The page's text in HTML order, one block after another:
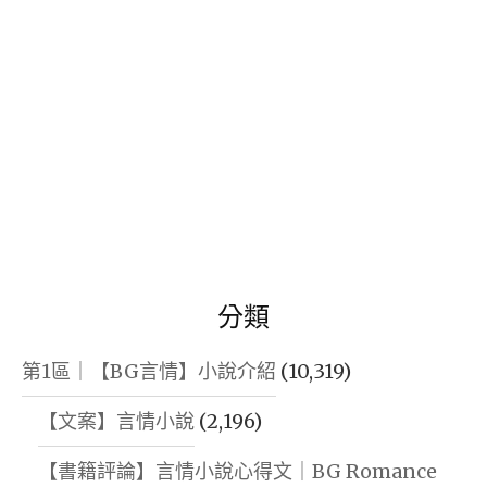
分類
第1區｜【BG言情】小說介紹 (10,319)
【文案】言情小說 (2,196)
【書籍評論】言情小說心得文｜BG Romance